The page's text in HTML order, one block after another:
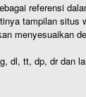
referensi
tampilan situs
menyesuaikan
dl, tt, dp, dr dan